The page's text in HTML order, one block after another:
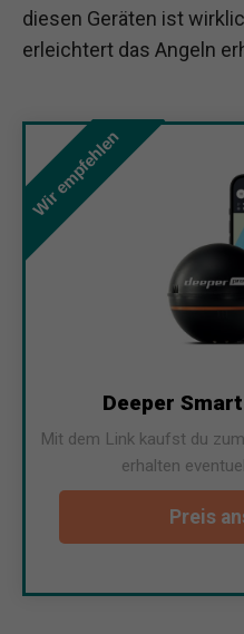
diesen Geräten ist
erleichtert das Angeln
Wir empfehlen
Deeper
Mit dem Link kaufst du
erhalten
Preis